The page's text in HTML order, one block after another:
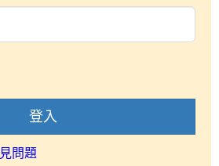
登入
問題